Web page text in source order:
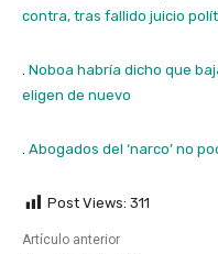
contra, tras fallido juicio
Noboa habría dicho que
eligen de nuevo
Abogados del ‘narco’ no
Post Views: 311
Artículo anterior